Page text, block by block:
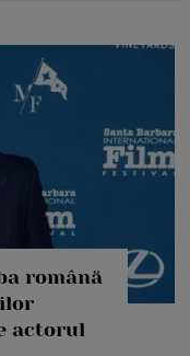
română
actorul